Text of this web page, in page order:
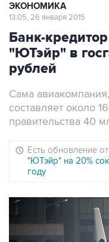
ЭКОНОМИКА
13:05, 26 января 2015
Банк-
"ЮТэйр" в
рублей
Сама
составляет около
правительства 40
Есть обновление
"ЮТэйр" на 20%
году